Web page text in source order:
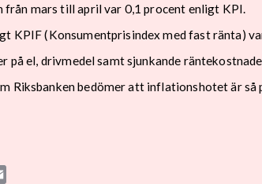
från mars till april var 0,1 procent enligt KPI.
KPIF (Konsumentprisindex med fast ränta)
på el, drivmedel samt sjunkande
Riksbanken bedömer att inflationshotet är